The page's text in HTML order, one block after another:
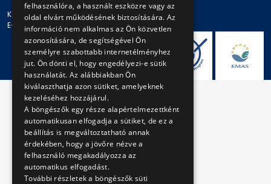
Központi telefonszám: + 36 1 461-65-00
E-mail cím: bkv@bkv.hu
felhasználóra, a használt eszközre vagy az
oldal elvárt működésének biztosítására. Az
információ nem alkalmas az Ön közvetlen
azonosítására, de segítségével Ön
személyre szabottabb internetélményhez
jut. Ön dönti el, hogy engedélyezi-e sütik
használatát. Az alábbiakban Ön
kiválaszthatja azon sütiket, amelyeknek
kezeléséhez hozzájárul.
A böngészők egy része alapértelmezettként
automatikusan elfogadja a sütiket, de ez a
beállítás is megváltoztatható annak
érdekében, hogy a jövőre nézve a
felhasználó megakadályozza az
automatikus elfogadást.
További részletek a böngészők süti